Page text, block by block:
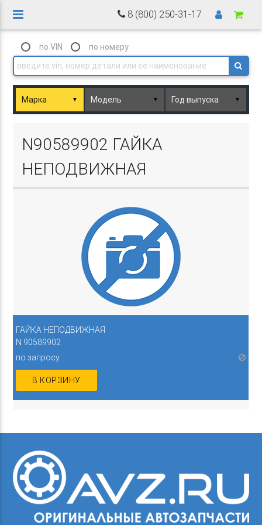
8 (800) 250-31-17
по VIN по номеру
▼ ▼ ▼
N90589902 ГАЙКА
НЕПОДВИЖНАЯ
ГАЙКА НЕПОДВИЖНАЯ
N 90589902
по запросу
В КОРЗИНУ